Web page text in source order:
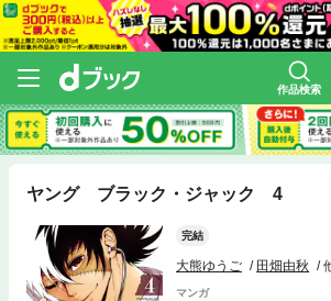
作品検索
ヤング ブラック・ジャック 4
完結
大熊ゆうご 田畑由秋
マンガ